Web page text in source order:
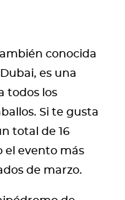
conocida
es una
todos los
Si te gusta
total de 16
el evento más
de marzo.